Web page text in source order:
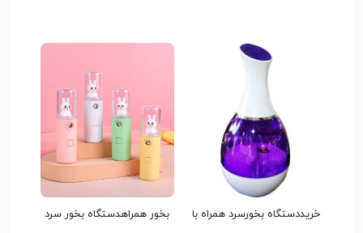
خریددستگاه بخورسرد همراه با
بخور همراهدستگاه بخور سرد